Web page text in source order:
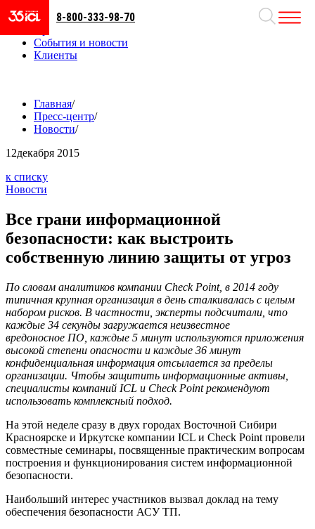
Направления
События и новости
Клиенты
8-800-333-98-70
Главная/
Пресс-центр/
Новости/
12декабря 2015
к списку
Новости
Все грани информационной
безопасности: как выстроить
собственную линию защиты от угроз
По словам аналитиков компании Check Point, в 2014 году
типичная крупная организация в день сталкивалась с целым
набором рисков. В частности, эксперты подсчитали, что
каждые 34 секунды загружается неизвестное
вредоносное ПО, каждые 5 минут используются приложения
высокой степени опасности и каждые 36 минут
конфиденциальная информация отсылается за пределы
организации. Чтобы защитить информационные активы,
специалисты компаний ICL и Check Point рекомендуют
использовать комплексный подход.
На этой неделе сразу в двух городах Восточной Сибири
Красноярске и Иркутске компании ICL и Check Point провели
совместные семинары, посвященные практическим вопросам
построения и функционирования систем информационной
безопасности.
Наибольший интерес участников вызвал доклад на тему
обеспечения безопасности АСУ ТП.